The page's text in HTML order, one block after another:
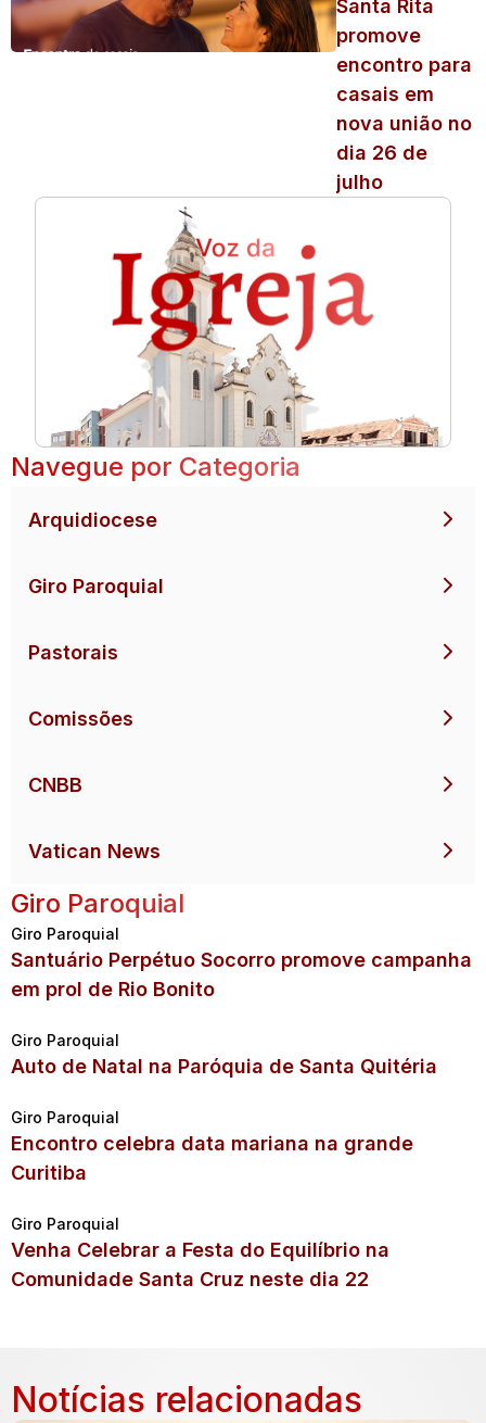
Santa Rita
promove
encontro para
casais em
nova união no
dia 26 de
julho
Navegue por Categoria
Arquidiocese
Giro Paroquial
Pastorais
Comissões
CNBB
Vatican News
Giro Paroquial
Giro Paroquial
Santuário Perpétuo Socorro promove campanha
em prol de Rio Bonito
Giro Paroquial
Auto de Natal na Paróquia de Santa Quitéria
Giro Paroquial
Encontro celebra data mariana na grande
Curitiba
Giro Paroquial
Venha Celebrar a Festa do Equilíbrio na
Comunidade Santa Cruz neste dia 22
Notícias relacionadas